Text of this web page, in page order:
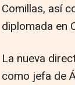
Comillas, así
diplomada en
La nueva
como jefa de